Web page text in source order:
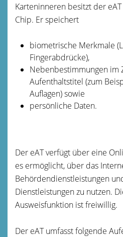
Karteninneren besitzt der
Chip. Er speichert
biometrische Merkmale
Fingerabdrücke),
Nebenbestimmungen im
Aufenthaltstitel (zum
Auflagen)sowie
persönliche Daten.
Der eAT verfügt über eine
es ermöglicht, über das
Behördendienstleistungen
Dienstleistungen zu nutzen.
Ausweisfunktion ist freiwillig.
Der eAT umfasst folgende